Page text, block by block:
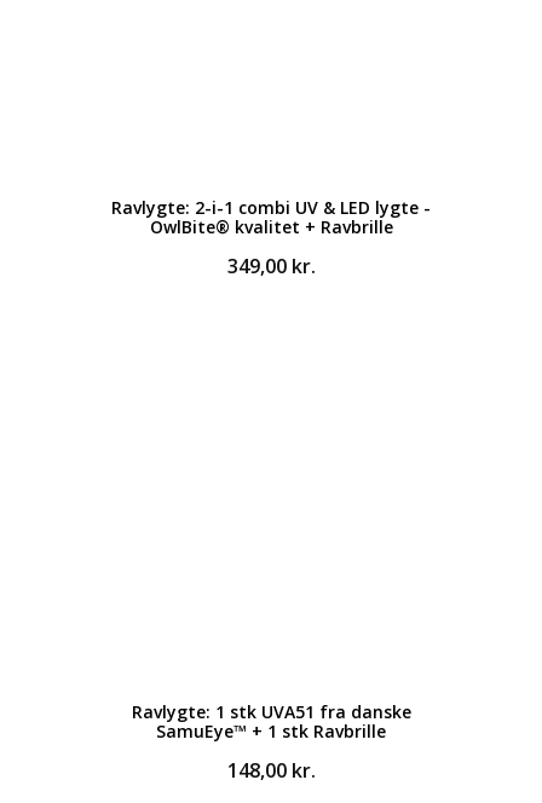
Ravlygte: 2-i-1 combi UV & LED lygte -
OwlBite® kvalitet + Ravbrille
349,00 kr.
Ravlygte: 1 stk UVA51 fra danske
SamuEye™ + 1 stk Ravbrille
148,00 kr.